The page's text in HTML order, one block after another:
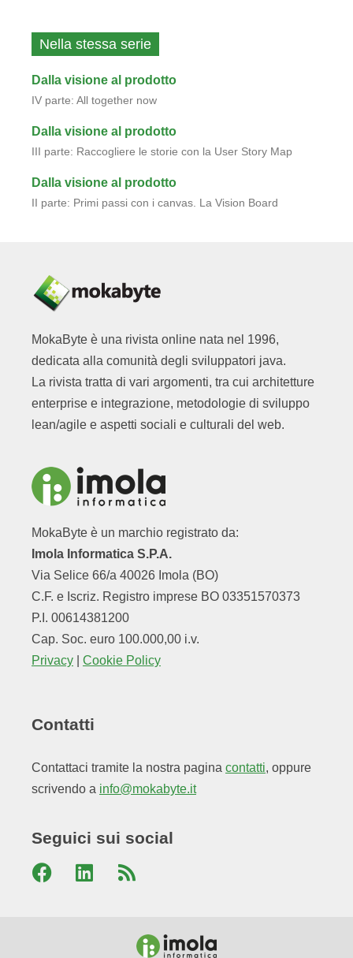
Nella stessa serie
Dalla visione al prodotto
IV parte: All together now
Dalla visione al prodotto
III parte: Raccogliere le storie con la User Story Map
Dalla visione al prodotto
II parte: Primi passi con i canvas. La Vision Board
MokaByte è una rivista online nata nel 1996,
dedicata alla comunità degli sviluppatori java.
La rivista tratta di vari argomenti, tra cui architetture
enterprise e integrazione, metodologie di sviluppo
lean/agile e aspetti sociali e culturali del web.
MokaByte è un marchio registrato da:
Imola Informatica S.P.A.
Via Selice 66/a 40026 Imola (BO)
C.F. e Iscriz. Registro imprese BO 03351570373
P.I. 00614381200
Cap. Soc. euro 100.000,00 i.v.
Privacy
Cookie Policy
Contatti
Contattaci tramite la nostra pagina contatti, oppure
scrivendo a info@mokabyte.it
Seguici sui social